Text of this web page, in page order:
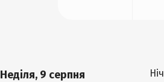
Неділя, 9 серпня Ніч